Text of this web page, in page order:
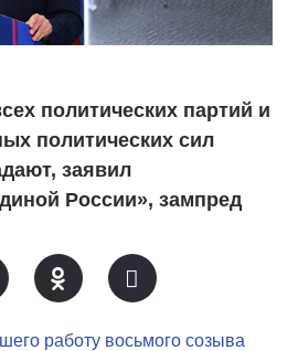
политических партий и
политических сил
заявил
России», зампред
работу восьмого созыва